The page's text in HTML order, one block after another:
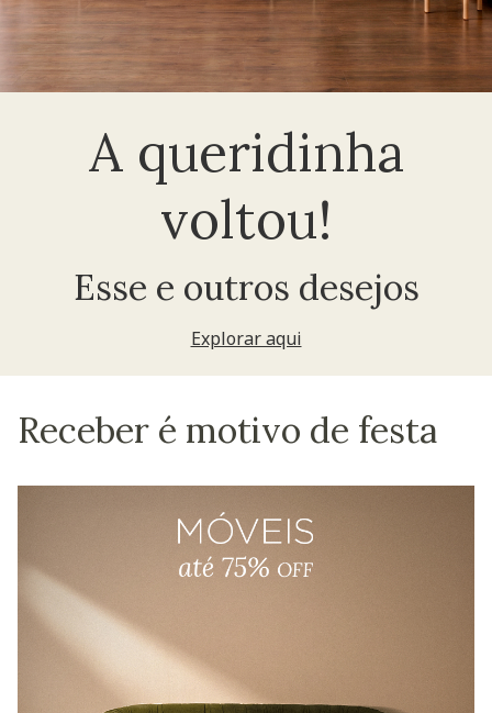
A queridinha
voltou!
Esse e outros desejos
Explorar aqui
Receber é motivo de festa